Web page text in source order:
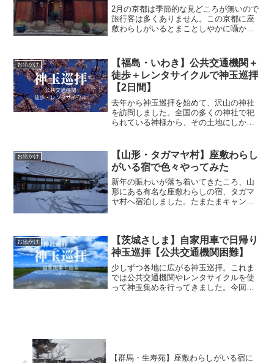
り】
2月の京都は季節的な見どころが無いので
旅行客は多くありません。この京都に座
敷わらしがいるとまことしやかに囁かれ
果たして噂は本当なのでしょうか。一人
で利用するにはちょっと...
お出かけ
【福島・いわき】公共交通機関＋
徒歩＋レンタサイクルで神玉巡拝
【2日間】
去年から神玉巡拝を始めて、沢山の神社
を訪問しました。全国の多くの神社で祀
られている神様から、その土地にしかい
とさまざまな経験をしました。 【茨城県
北】公共交通機関＋徒歩...
お出かけ
【山形・タガマヤ村】座敷わらし
がいる宿で色々やってみた
新年の賑わいが落ち着いてきたころ、山
形にある有名な座敷わらしの宿、タガマ
ヤ村へ宿泊しました。たまたまキャンセ
てみました。雪のタガマヤ...
お出かけ
【茨城さしま】自家用車で日帰り
神玉巡拝【公共交通機関困難】
少しずつ各地に広がる神玉巡拝。これま
では公共交通機関やレンタサイクルを使
って神玉集めを行ってきました。今回の
【群馬・生寿苑】座敷わらしがいる宿に